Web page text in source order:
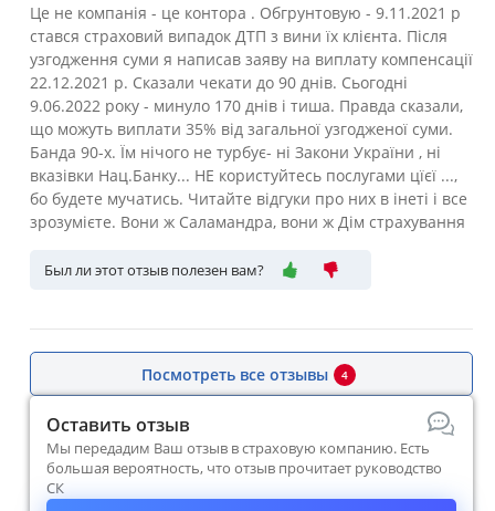
Це не компанія - це контора . Обгрунтовую - 9.11.2021 р
стався страховий випадок ДТП з вини їх клієнта. Після
узгодження суми я написав заяву на виплату компенсації
22.12.2021 р. Сказали чекати до 90 днів. Сьогодні
9.06.2022 року - минуло 170 днів і тиша. Правда сказали,
що можуть виплати 35% від загальної узгодженої суми.
Банда 90-х. Їм нічого не турбує- ні Закони України , ні
вказівки Нац.Банку... НЕ користуйтесь послугами цїєї ...,
бо будете мучатись. Читайте відгуки про них в інеті і все
зрозумієте. Вони ж Саламандра, вони ж Дім страхування
Был ли этот отзыв полезен вам?
Посмотреть все отзывы 4
Оставить отзыв
Мы передадим Ваш отзыв в страховую компанию. Есть
большая вероятность, что отзыв прочитает руководство
СК